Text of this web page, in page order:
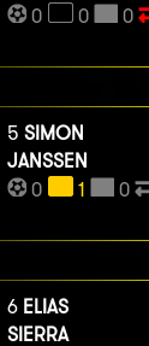
0
0 0
5 SIMON
JANSSEN
0
1 0
6 ELIAS
SIERRA